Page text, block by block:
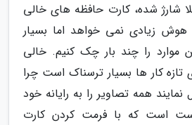
شارژ شده، کارت حافظه های خالی
هوش زیادی نمی خواهد اما بسیار
را چند بار چک کنیم. خالی
تازه کار ها بسیار ترسناک است چرا
همه تصاویر را به رایانه خود
است که با فرمت کردن کارت